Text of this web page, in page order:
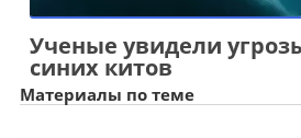
Ученые увидели
синих китов
Материалы по теме